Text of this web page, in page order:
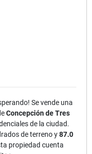
Se vende una
Concepción de Tres
de la ciudad.
de terreno y87.0
propiedad cuenta